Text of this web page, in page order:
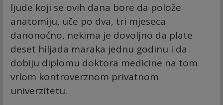
ljude koji se ovih dana bore da polože
anatomiju, uče po dva, tri mjeseca
danonoćno, nekima je dovoljno da plate
deset hiljada maraka jednu godinu i da
dobiju diplomu doktora medicine na tom
vrlom kontroverznom privatnom
univerzitetu.